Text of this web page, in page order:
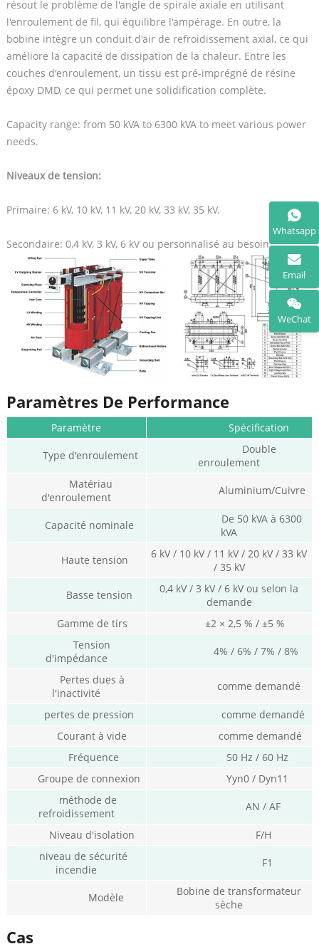
résout le problème de l'angle de spirale axiale en utilisant
l'enroulement de fil, qui équilibre l'ampérage. En outre, la
bobine intègre un conduit d'air de refroidissement axial, ce qui
améliore la capacité de dissipation de la chaleur. Entre les
couches d'enroulement, un tissu est pré-imprégné de résine
époxy DMD, ce qui permet une solidification complète.
Capacity range: from 50 kVA to 6300 kVA to meet various power
needs.
Niveaux de tension:
Primaire: 6 kV, 10 kV, 11 kV, 20 kV, 33 kV, 35 kV.
Secondaire: 0,4 kV, 3 kV, 6 kV ou personnalisé au besoin.
Paramètres De Performance
Paramètre Spécification
Type d'enroulement
Double
enroulement
Matériau
d'enroulement
Aluminium/Cuivre
Capacité nominale
De 50 kVA à 6300
kVA
Haute tension
6 kV / 10 kV / 11 kV / 20 kV / 33 kV
/ 35 kV
Basse tension
0,4 kV / 3 kV / 6 kV ou selon la
demande
Gamme de tirs
±2 × 2,5 % / ±5 %
Tension
d'impédance
4% / 6% / 7% / 8%
Pertes dues à
l'inactivité
comme demandé
pertes de pression
comme demandé
Courant à vide
comme demandé
Fréquence
50 Hz / 60 Hz
Groupe de connexion
Yyn0 / Dyn11
méthode de
refroidissement
AN / AF
Niveau d'isolation
F/H
niveau de sécurité
incendie
F1
Modèle
Bobine de transformateur
sèche
Cas
Whatsapp
Email
WeChat